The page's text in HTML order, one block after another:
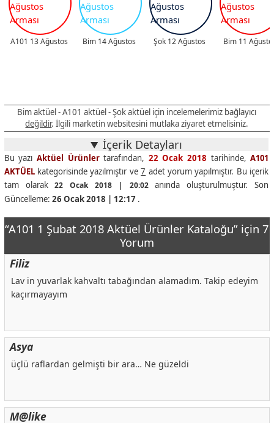
A101 13 Ağustos Bim 14 Ağustos Şok 12 Ağustos Bim 11
Bim aktüel - A101 aktüel - Şok aktüel için incelemelerimiz bağlayıcı
değildir. İlgili marketin websitesini mutlaka ziyaret etmelisiniz.
İçerik Detayları
Bu yazı Aktüel Ürünlertarafından, 22 Ocak 2018 tarihinde,A101
AKTÜELkategorisinde yazılmıştır ve7 adet yorum yapılmıştır. Bu içerik
tam olarak22 Ocak 2018 | 20:02anında oluşturulmuştur. Son
Güncelleme: 26 Ocak 2018 | 12:17 .
“A101 1 Şubat 2018 Aktüel Ürünler Kataloğu” için 7
Yorum
Filiz
Lav in yuvarlak kahvaltı tabağından alamadım. Takip edeyim
kaçırmayayım
Asya
üçlü raflardan gelmişti bir ara… Ne güzeldi
M@like